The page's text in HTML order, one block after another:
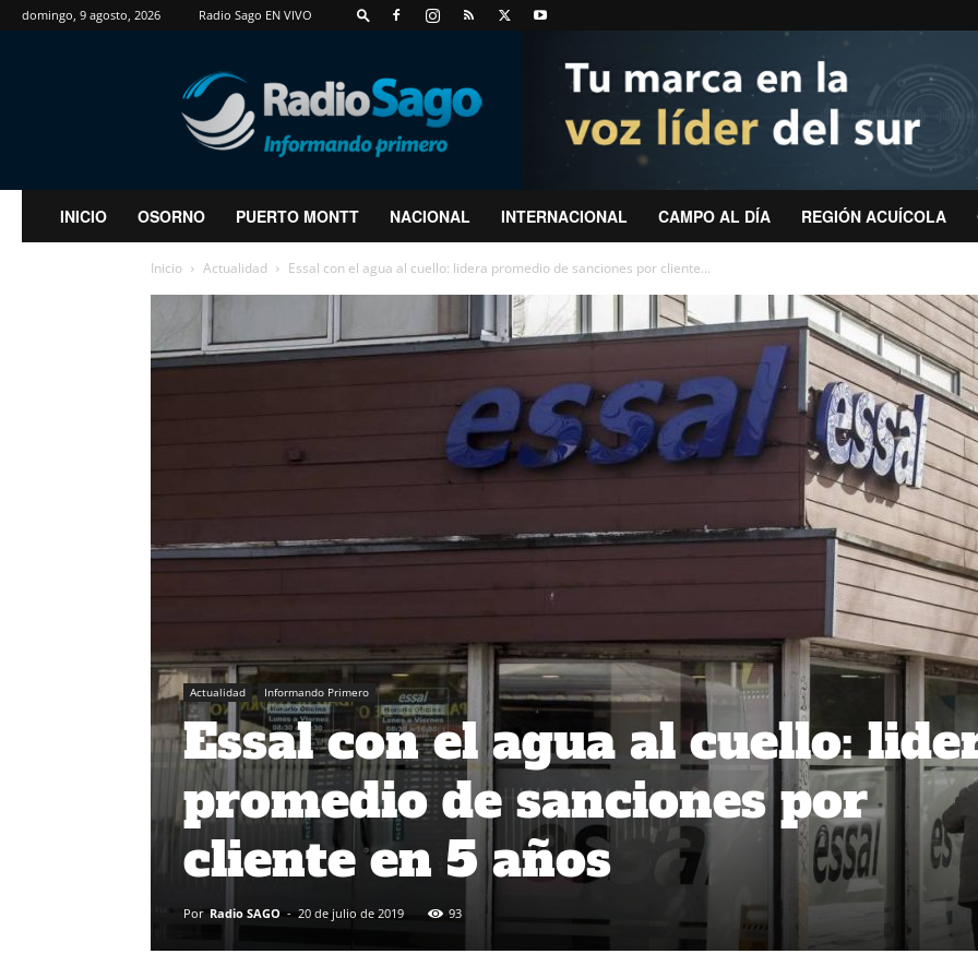
domingo, 9 agosto, 2026 Radio Sago EN VIVO
RadioSago
INICIO OSORNO PUERTO MONTT NACIONAL INTERNACIONAL CAMPO AL DÍA REGIÓN ACUÍCOLA
Inicio Actualidad Essal con el agua al cuello: lidera promedio de sanciones por cliente...
Actualidad Informando Primero
Essal con el agua al cuello:
promedio de sanciones por
cliente en 5 años
Por Radio SAGO - 20 de julio de 2019 93